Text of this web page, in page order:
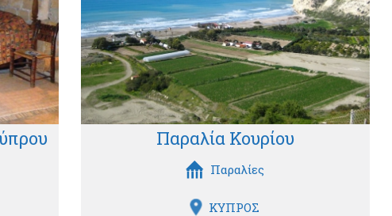
Παραλία Κουρίου
Παραλίες
ΚΥΠΡΟΣ